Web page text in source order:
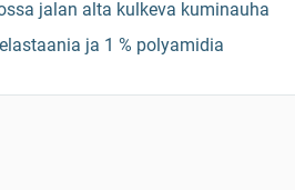
jalan alta kulkeva kuminauha
ja 1 % polyamidia